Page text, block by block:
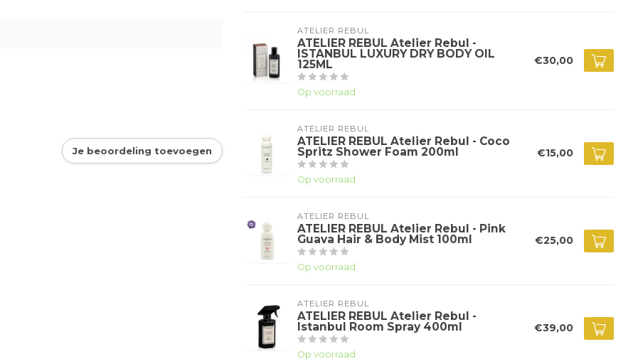
Je beoordeling toevoegen
ATELIER REBUL
ATELIER REBUL Atelier Rebul -
ISTANBUL LUXURY DRY BODY OIL
125ML
Op voorraad
€30,00
ATELIER REBUL
ATELIER REBUL Atelier Rebul - Coco
Spritz Shower Foam 200ml
Op voorraad
€15,00
ATELIER REBUL
ATELIER REBUL Atelier Rebul - Pink
Guava Hair & Body Mist 100ml
Op voorraad
€25,00
ATELIER REBUL
ATELIER REBUL Atelier Rebul -
Istanbul Room Spray 400ml
Op voorraad
€39,00